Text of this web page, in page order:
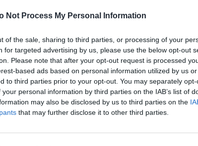
Not Process My Personal Information
of the sale, sharing to third parties, or processing of your
for targeted advertising by us, please use the below opt-out
Please note that after your opt-out request is processed
based ads based on personal information utilized by us
to third parties prior to your opt-out. You may separately
personal information by third parties on the IAB’s list of
may also be disclosed by us to third parties on the
that may further disclose it to other third parties.
Vermi a Viguzzolo, il Comitato mensa
Comune e Scuola: “Dovevano essere
Ott 1, 2015|Ultim'ora |0 |
Gentile direttore, Vorremmo replicare
mense di Viguzzolo in quanto facenti...
La minoranza di Viguzzolo conferma i